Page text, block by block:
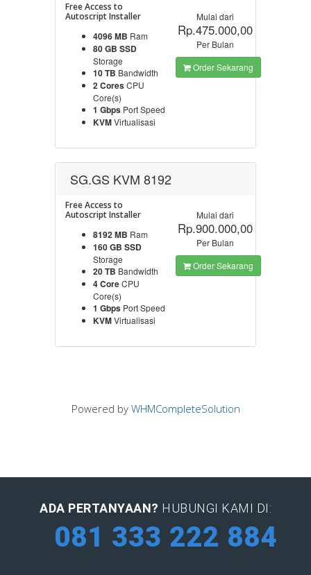
Free Access to
Autoscript Installer
4096 MB Ram
80 GB SSD
Storage
10 TB Bandwidth
2 CoresCPU
Core(s)
1 Gbps Port Speed
KVMVirtualisasi
Mulai dari
Rp.475.000,00
Per Bulan
Order Sekarang
SG.GS KVM 8192
Free Access to
Autoscript Installer
8192 MB Ram
160 GB SSD
Storage
20 TB Bandwidth
4 CoreCPU
Core(s)
1 Gbps Port Speed
KVMVirtualisasi
Mulai dari
Rp.900.000,00
Per Bulan
Order Sekarang
Powered by WHMCompleteSolution
ADA PERTANYAAN? HUBUNGI KAMI DI:
081 333 222 884